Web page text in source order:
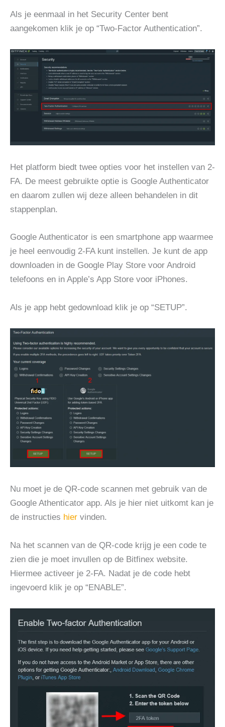
Als je eenmaal in het Security Center bent
aangekomen klik je op “Two-Factor Authentication”.
Het platform biedt twee opties voor het instellen van 2-
FA. De meest gebruikte optie is Google Authenticator
en daarom zullen wij deze alleen behandelen in dit
stappenplan.
Google Authenticator is een smartphone app waarmee
je heel eenvoudig 2-FA kunt instellen. Je kunt de app
downloaden in de Google Play Store voor Android
telefoons en in Apple’s App Store voor iPhones.
Als je app hebt gedownload klik je op “SETUP”.
Nu moet je de QR-code scannen met gebruik van de
Google Athenticator app. Als je hier niet uitkomt kan je
de instructies hier vinden.
Na het scannen van de QR-code krijg je een code te
zien die je moet invullen op de Bitfinex website.
Hiermee activeer je 2-FA. Nadat je de code hebt
ingevoerd klik je op “ENABLE”.